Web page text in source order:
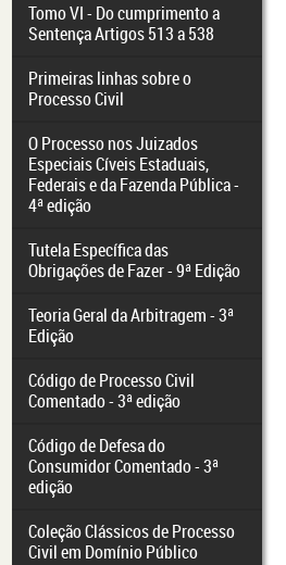
Tomo VI - Do cumprimento a
Sentença Artigos 513 a 538
Primeiras linhas sobre o
Processo Civil
O Processo nos Juizados
Especiais Cíveis Estaduais,
Federais e da Fazenda Pública -
4ª edição
Tutela Específica das
Obrigações de Fazer - 9ª Edição
Teoria Geral da Arbitragem - 3ª
Edição
Código de Processo Civil
Comentado - 3ª edição
Código de Defesa do
Consumidor Comentado - 3ª
edição
Coleção Clássicos de Processo
Civil em Domínio Público